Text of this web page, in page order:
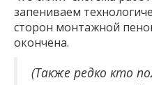
запениваем
сторон монтажной
окончена.
(Также редко кто